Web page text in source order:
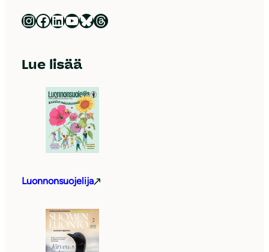
Luonnonsuojeluliitto Instagramissa Luonnonsuojeluliitto Facebookissa Luonnonsuojeluliitto LinkedInissä Luonnonsuojeluliiton YouTube-kanava Luonnonsuojeluliitto Blueskyssa Luonnonsuojeluliitto Threadsissa
Lue lisää
Luonnonsuojelija